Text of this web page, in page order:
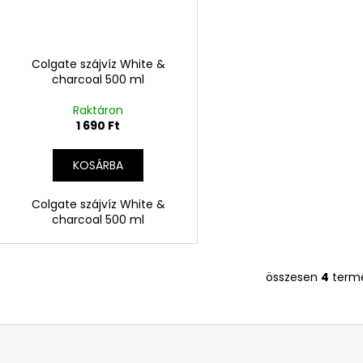
Colgate szájvíz White &
charcoal 500 ml
Raktáron
1 690 Ft
KOSÁRBA
Colgate szájvíz White &
charcoal 500 ml
L
s
összesen 4